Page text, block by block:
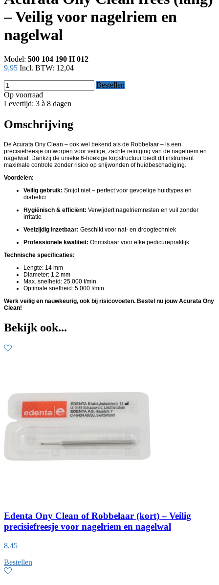
– Veilig voor nagelriem en
nagelwal
Model: 500 104 190 H 012
9,95 Incl. BTW: 12,04
Bestellen
Op voorraad
Levertijd: 3 à 8 dagen
Omschrijving
De Acurata Ony Clean – ook wel bekend als de Robbelaar – is een
precisiefreesje ontworpen voor veilige, zachte reiniging van de nagelriem en
nagelwal. Dankzij de unieke 6-hoekige kopstructuur biedt dit instrument
maximale controle zonder risico op snijwonden of huidbeschadiging.
Voordelen:
Veilig gebruik: Snijdt niet – perfect voor gevoelige huidtypes en
diabetici
Hygiënisch & efficiënt: Verwijdert nagelriemresten en vuil zonder
irritatie
Veelzijdig inzetbaar: Geschikt voor nat- en droogtechniek
Professionele kwaliteit: Onmisbaar voor elke pedicurepraktijk
Technische specificaties:
Lengte: 14 mm
Diameter: 1,2 mm
Max. snelheid: 25.000 t/min
Optimale snelheid: 5.000 t/min
Werk veilig en nauwkeurig, ook bij risicovoeten. Bestel nu jouw Acurata Ony
Clean!
Bekijk ook...
Edenta Ony Clean of Robbelaar (kort) – Veilig
precisiefreesje voor nagelriem en nagelwal
8,45
Bestellen